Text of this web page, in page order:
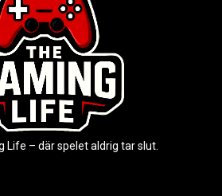
Life – där spelet aldrig tar slut.